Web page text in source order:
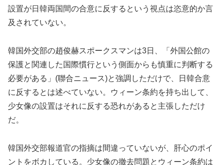
設置が日韓両国間の合意に反するという視点は恣意的か言
及されていない。
韓国外交部の趙俊赫スポークスマンは3日、「外国公館の
保護と関連した国際慣行という側面からも慎重に判断する
必要がある」(聯合ニュース)と強調しただけで、日韓合意
に反するとは述べていない。ウィーン条約を持ち出して、
少女像の設置はそれに反する恐れがあると主張しただけ
だ。
韓国外交部報道官の指摘は間違っていないが、肝心のポイ
ントをボカしている。少女像の撤去問題とウィーン条約は